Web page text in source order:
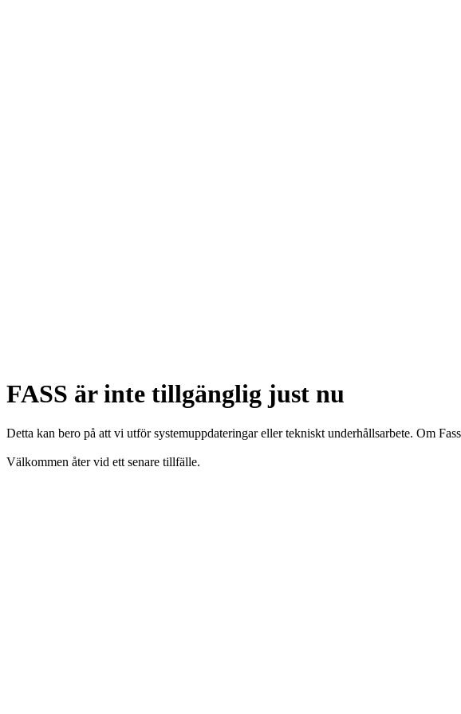
FASS är inte tillgänglig just nu
Detta kan bero på att vi utför systemuppdateringar eller tekniskt underhållsarbete. Om
Välkommen åter vid ett senare tillfälle.